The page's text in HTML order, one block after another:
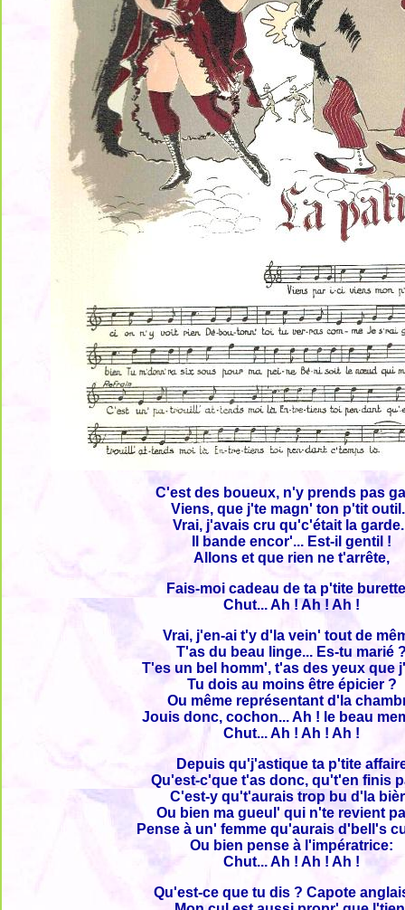
C'est des boueux, n'y prends pas
Viens, que j'te magn' ton p'tit
Vrai, j'avais cru qu'c'était la
Il bande encor'... Est-il gentil !
Allons et que rien ne t'arrête,
Fais-moi cadeau de ta p'tite
Chut... Ah ! Ah ! Ah !
Vrai, j'en-ai t'y d'la vein' tout de
T'as du beau linge... Es-tu marié
T'es un bel homm', t'as des yeux que
Tu dois au moins être épicier ?
Ou même représentant d'la
Jouis donc, cochon... Ah ! le beau
Chut... Ah ! Ah ! Ah !
Depuis qu'j'astique ta p'tite
Qu'est-c'que t'as donc, qu't'en finis
C'est-y qu't'aurais trop bu d'la
Ou bien ma gueul' qui n'te revient
Pense à un' femme qu'aurais d'bell's
Ou bien pense à l'impératrice:
Chut... Ah ! Ah ! Ah !
Qu'est-ce que tu dis ? Capote